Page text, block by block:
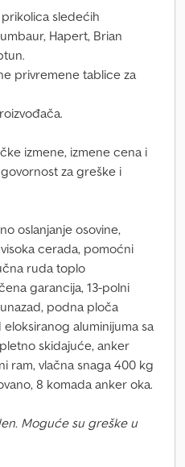
sledećih
Hapert, Brian
privremene tablice za
izmene, izmene cena i
za greške i
oslanjanje osovine,
cerada, pomoćni
ruda toplo
garancija, 13-polni
podna ploča
aluminijuma sa
skidajuće, anker
ram, vlačna snaga 400 kg
8 komada anker oka.
Moguće su greške u